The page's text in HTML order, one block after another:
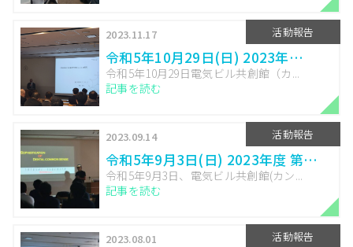
活動報告
2023.11.17
令和5年10月29日(日) 2023年…
令和5年10月29日電気ビル共創館（カ...
記事を読む
活動報告
2023.09.14
令和5年9月3日(日) 2023年度 第…
令和5年9月3日、電気ビル共創館(カン...
記事を読む
活動報告
2023.08.01